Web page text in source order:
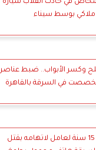
3 أشخاص في حادث انقلاب سيارة
ملاكي بوسط سيناء
وكسر الأبواب.. ضبط عناصر
في السرقة بالقاهرة
المشدد 15 سنة لعامل لاتهامه بقتل